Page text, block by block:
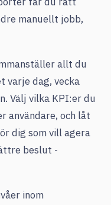
manuellt jobb,
allt du
varje dag, vecka
Välj vilka KPI:er du
användare, och låt
dig som vill agera
beslut -
inom